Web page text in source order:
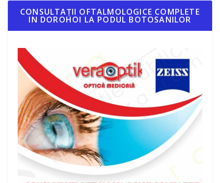
CONSULTAȚII OFTALMOLOGICE COMPLETE
IN DOROHOI LA PODUL BOTOSANILOR